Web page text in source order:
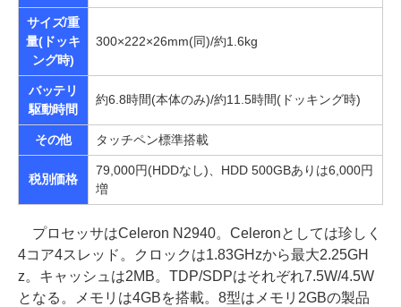
サイズ/重
量(ドッキ
ング時)
300×222×26mm(同)/約1.6kg
バッテリ
駆動時間
約6.8時間(本体のみ)/約11.5時間(ドッキング時)
その他 タッチペン標準搭載
税別価格
79,000円(HDDなし)、HDD 500GBありは6,000円
増
プロセッサはCeleron N2940。Celeronとしては珍しく
4コア4スレッド。クロックは1.83GHzから最大2.25GH
z。キャッシュは2MB。TDP/SDPはそれぞれ7.5W/4.5W
となる。メモリは4GBを搭載。8型はメモリ2GBの製品